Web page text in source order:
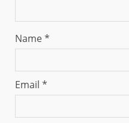
Name*
Email *